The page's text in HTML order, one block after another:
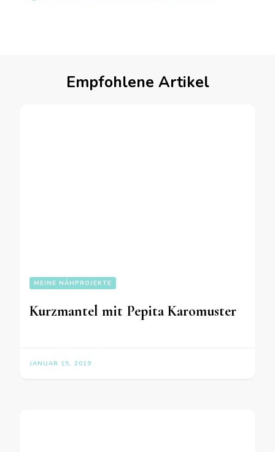
Empfohlene Artikel
MEINE NÄHPROJEKTE
Kurzmantel mit Pepita Karomuster
JANUAR 15, 2019